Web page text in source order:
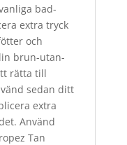
bad-
extra tryck
och
brun-utan-
rätta till
sedan ditt
extra
Använd
Tan